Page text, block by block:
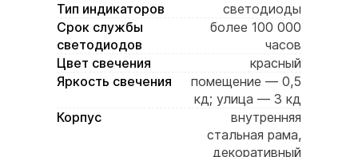
Тип индикаторов
светодиоды
Срок службы
светодиодов
более 100 000
часов
Цвет свечения
красный
Яркость свечения
помещение — 0,5
кд; улица — 3 кд
Корпус
внутренняя
стальная рама,
декоративный